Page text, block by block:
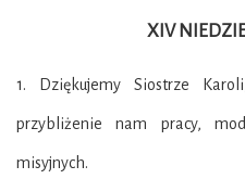
XIV
1. Dziękujemy Siostrze
przybliżenie nam pracy,
misyjnych.